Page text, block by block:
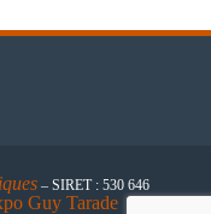
– SIRET : 530 646
Guy Tarade